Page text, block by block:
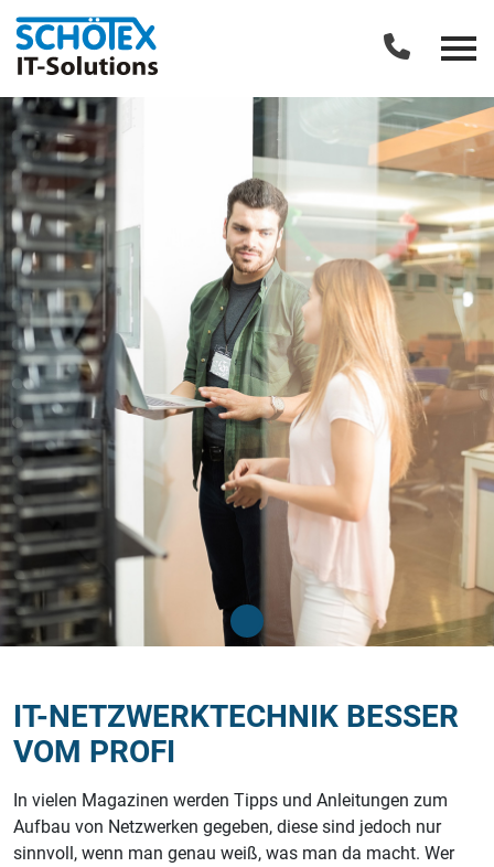
IT-NETZWERKTECHNIK BESSER
VOM PROFI
In vielen Magazinen werden Tipps und Anleitungen zum
Aufbau von Netzwerken gegeben, diese sind jedoch nur
sinnvoll, wenn man genau weiß, was man da macht. Wer